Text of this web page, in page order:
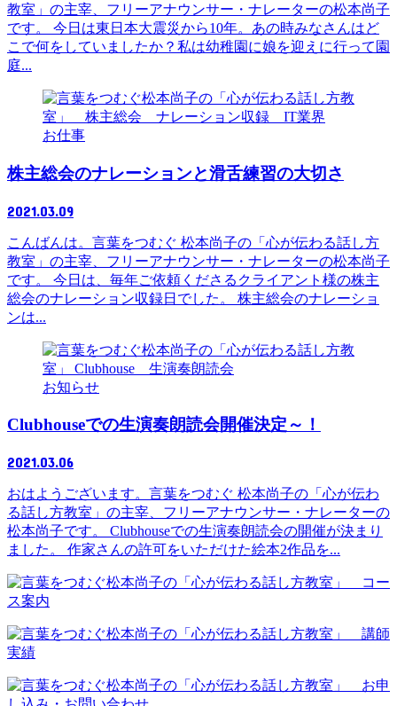
教室」の主宰、フリーアナウンサー・ナレーターの松本尚子
です。 今日は東日本大震災から10年。あの時みなさんはど
こで何をしていましたか？私は幼稚園に娘を迎えに行って園
庭...
お仕事
株主総会のナレーションと滑舌練習の大切さ
2021.03.09
こんばんは。言葉をつむぐ 松本尚子の「心が伝わる話し方
教室」の主宰、フリーアナウンサー・ナレーターの松本尚子
です。 今日は、毎年ご依頼くださるクライアント様の株主
総会のナレーション収録日でした。 株主総会のナレーショ
ンは...
お知らせ
Clubhouseでの生演奏朗読会開催決定～！
2021.03.06
おはようございます。言葉をつむぐ 松本尚子の「心が伝わ
る話し方教室」の主宰、フリーアナウンサー・ナレーターの
松本尚子です。 Clubhouseでの生演奏朗読会の開催が決まり
ました。 作家さんの許可をいただけた絵本2作品を...